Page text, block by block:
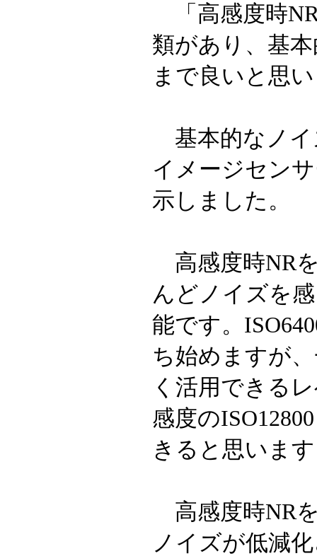
「高感度時
類があり、基
まで良いと思
基本的なノイ
イメージセン
示しました。
高感度時NR
んどノイズを
能です。
ち始めますが
く活用できる
感度の
きると思いま
高感度時NR
ノイズが低減